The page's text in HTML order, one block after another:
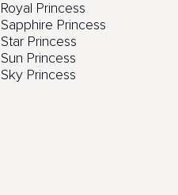
Royal Princess
Sapphire Princess
Star Princess
Sun Princess
Sky Princess